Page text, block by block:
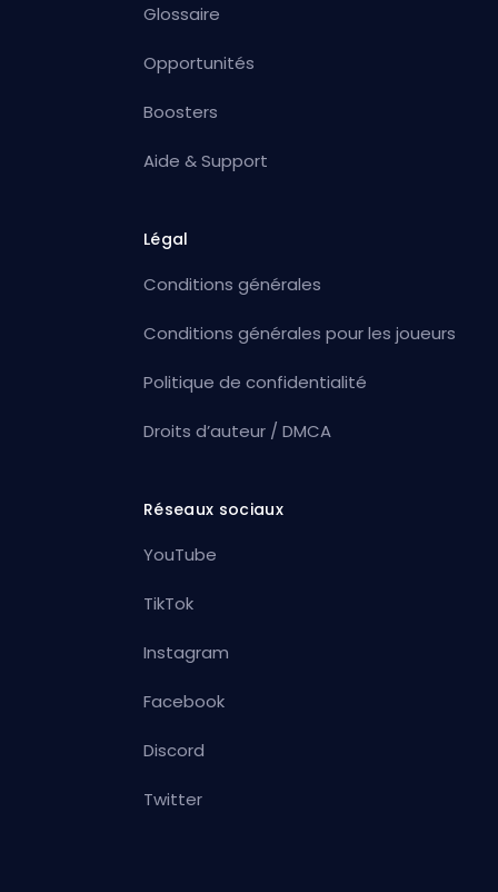
Glossaire
Opportunités
Boosters
Aide & Support
Légal
Conditions générales
Conditions générales pour les joueurs
Politique de confidentialité
Droits d’auteur / DMCA
Réseaux sociaux
YouTube
TikTok
Instagram
Facebook
Discord
Twitter